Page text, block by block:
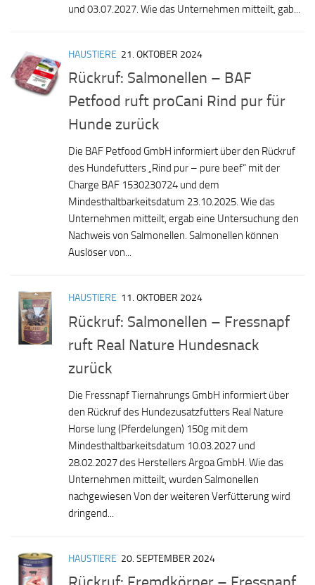
und 03.07.2027. Wie das Unternehmen mitteilt, gab...
HAUSTIERE 21. OKTOBER 2024
Rückruf: Salmonellen – BAF
Petfood ruft proCani Rind pur für
Hunde zurück
Die BAF Petfood GmbH informiert über den Rückruf
des Hundefutters „Rind pur – pure beef“ mit der
Charge BAF 1530230724 und dem
Mindesthaltbarkeitsdatum 23.10.2025. Wie das
Unternehmen mitteilt, ergab eine Untersuchung den
Nachweis von Salmonellen. Salmonellen können
Auslöser von...
HAUSTIERE 11. OKTOBER 2024
Rückruf: Salmonellen – Fressnapf
ruft Real Nature Hundesnack
zurück
Die Fressnapf Tiernahrungs GmbH informiert über
den Rückruf des Hundezusatzfutters Real Nature
Horse lung (Pferdelungen) 150g mit dem
Mindesthaltbarkeitsdatum 10.03.2027 und
28.02.2027 des Herstellers Argoa GmbH. Wie das
Unternehmen mitteilt, wurden Salmonellen
nachgewiesen Von der weiteren Verfütterung wird
dringend...
HAUSTIERE 20. SEPTEMBER 2024